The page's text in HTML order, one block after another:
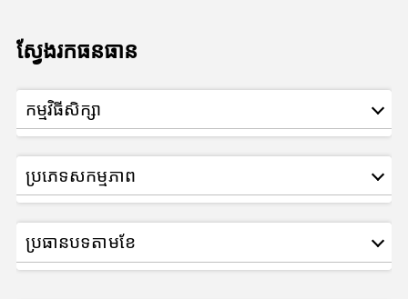
ស្វែងរកធនធាន
កម្មវិធីសិក្សា
ប្រភេទសកម្មភាព
ប្រធានបទតាមខែ